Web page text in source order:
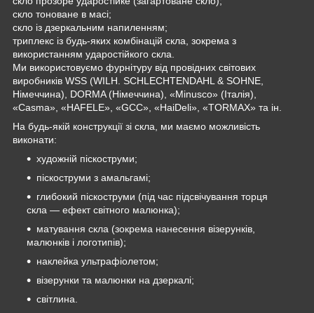
скло тоноване в масі;
скло із дзеркальним напиленням;
триплекс із будь-яких комбінацій скла, зокрема з
використанням ударостійкого скла.
Ми використовуємо фурнітуру від провідних світових
виробників WSS (WILH. SCHLECHTENDAHL & SOHNE,
Німеччина), DORMA (Німеччина), «Minusco» (Італія),
«Casma», «HAFELE», «GCC», «HaiDeli», «TORMAX» та ін.
На будь-якій конструкції зі скла, ми маємо можливість
виконати:
художній піскоструми;
піскоструми з амальгамі;
глибокий піскоструми (під час підсвічування торця
скла — ефект світного малюнка);
матування скла (зокрема нанесення візерунків,
малюнків і логотипів);
наклейка ультрафіолетом;
візерунки та малюнки на дзеркалі;
світлина.